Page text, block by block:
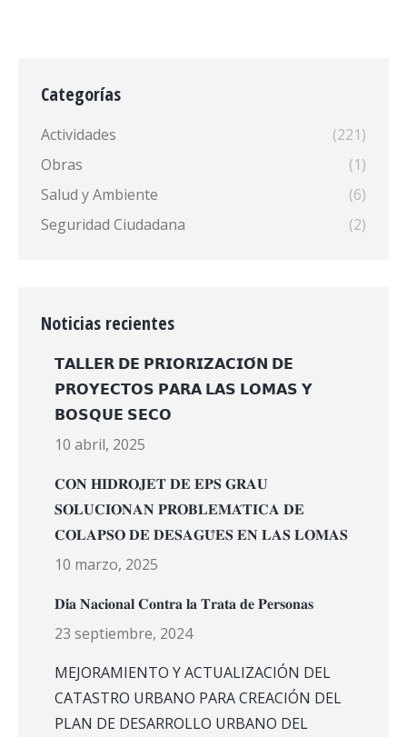
Categorías
Actividades
(221)
Obras
(1)
Salud y Ambiente
(6)
Seguridad Ciudadana
(2)
Noticias recientes
𝗧𝗔𝗟𝗟𝗘𝗥 𝗗𝗘 𝗣𝗥𝗜𝗢𝗥𝗜𝗭𝗔𝗖𝗜𝗢́𝗡 𝗗𝗘
𝗣𝗥𝗢𝗬𝗘𝗖𝗧𝗢𝗦 𝗣𝗔𝗥𝗔 𝗟𝗔𝗦 𝗟𝗢𝗠𝗔𝗦 𝗬
𝗕𝗢𝗦𝗤𝗨𝗘 𝗦𝗘𝗖𝗢
10 abril, 2025
𝐂𝐎𝐍 𝐇𝐈𝐃𝐑𝐎𝐉𝐄𝐓 𝐃𝐄 𝐄𝐏𝐒 𝐆𝐑𝐀𝐔
𝐒𝐎𝐋𝐔𝐂𝐈𝐎𝐍𝐀𝐍 𝐏𝐑𝐎𝐁𝐋𝐄𝐌𝐀́𝐓𝐈𝐂𝐀 𝐃𝐄
𝐂𝐎𝐋𝐀𝐏𝐒𝐎 𝐃𝐄 𝐃𝐄𝐒𝐀𝐆𝐔̈𝐄𝐒 𝐄𝐍 𝐋𝐀𝐒 𝐋𝐎𝐌𝐀𝐒
10 marzo, 2025
𝐃𝐢́𝐚 𝐍𝐚𝐜𝐢𝐨𝐧𝐚𝐥 𝐂𝐨𝐧𝐭𝐫𝐚 𝐥𝐚 𝐓𝐫𝐚𝐭𝐚 𝐝𝐞 𝐏𝐞𝐫𝐬𝐨𝐧𝐚𝐬
23 septiembre, 2024
MEJORAMIENTO Y ACTUALIZACIÓN DEL
CATASTRO URBANO PARA CREACIÓN DEL
PLAN DE DESARROLLO URBANO DEL